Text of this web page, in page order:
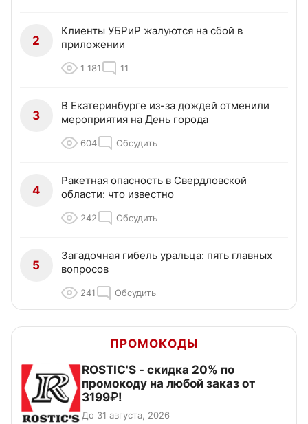
2
Клиенты УБРиР жалуются на сбой в
приложении
1 181 11
3
В Екатеринбурге из-за дождей отменили
мероприятия на День города
604 Обсудить
4
Ракетная опасность в Свердловской
области: что известно
242 Обсудить
5
Загадочная гибель уральца: пять главных
вопросов
241 Обсудить
ПРОМОКОДЫ
ROSTIC'S - скидка 20% по
промокоду на любой заказ от
3199₽!
До 31 августа, 2026